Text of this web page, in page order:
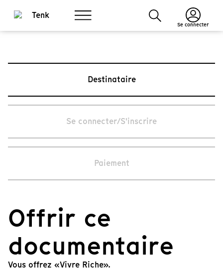
Se connecter
Destinataire
Se connecter/S'inscrire
Paiement
Offrir ce
documentaire
Vous offrez «Vivre Riche».